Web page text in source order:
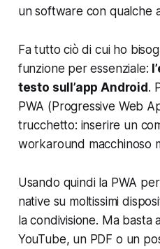
un software con qualche
Fa tutto ciò di cui ho
funzione per essenziale:
testo sull’app Android.
PWA (Progressive Web
trucchetto: inserire un
workaround macchinoso
Usando quindi la PWA
native su moltissimi
la condivisione. Ma basta
YouTube, un PDF o un